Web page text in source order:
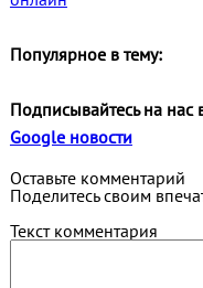
Популярное в тему:
Подписывайтесь на нас
Google новости
Оставьте комментарий
Поделитесь своим
Текст комментария